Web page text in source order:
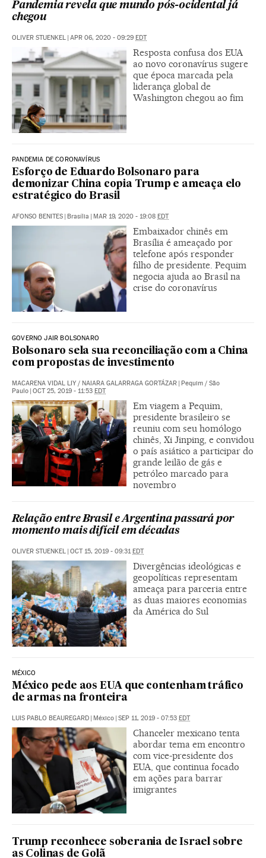
Pandemia revela que mundo pós-ocidental já
chegou
OLIVER STUENKEL | APR 06, 2020 - 09:29 EDT
Resposta confusa dos EUA
ao novo coronavírus sugere
que época marcada pela
liderança global de
Washington chegou ao fim
PANDEMIA DE CORONAVÍRUS
Esforço de Eduardo Bolsonaro para
demonizar China copia Trump e ameaça elo
estratégico do Brasil
AFONSO BENITES | Brasília | MAR 19, 2020 - 19:08 EDT
Embaixador chinês em
Brasília é ameaçado por
telefone após responder
filho de presidente. Pequim
negocia ajuda ao Brasil na
crise do coronavírus
GOVERNO JAIR BOLSONARO
Bolsonaro sela sua reconciliação com a China
com propostas de investimento
MACARENA VIDAL LIY / NAIARA GALARRAGA GORTÁZAR | Pequim / São
Paulo | OCT 25, 2019 - 11:53 EDT
Em viagem a Pequim,
presidente brasileiro se
reuniu com seu homólogo
chinês, Xi Jinping, e convidou
o país asiático a participar do
grande leilão de gás e
petróleo marcado para
novembro
Relação entre Brasil e Argentina passará por
momento mais difícil em décadas
OLIVER STUENKEL | OCT 15, 2019 - 09:31EDT
Divergências ideológicas e
geopolíticas representam
ameaça para parceria entre
as duas maiores economias
da América do Sul
MÉXICO
México pede aos EUA que contenham tráfico
de armas na fronteira
LUIS PABLO BEAUREGARD | México | SEP 11, 2019 - 07:53 EDT
Chanceler mexicano tenta
abordar tema em encontro
com vice-presidente dos
EUA, que continua focado
em ações para barrar
imigrantes
Trump reconhece soberania de Israel sobre
as Colinas de Golã